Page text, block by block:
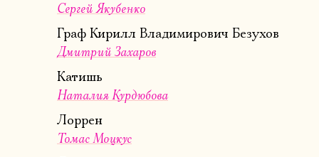
Сергей Якубенко
Граф Кирилл Владимирович Безухов
Дмитрий Захаров
Катишь
Наталия Курдюбова
Лоррен
Томас Моцкус